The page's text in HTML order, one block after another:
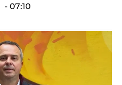
- 07:10